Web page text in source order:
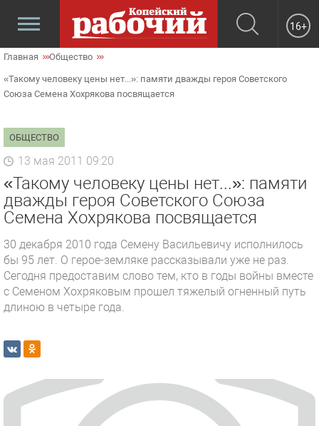
16+
Главная Общество
«Такому человеку цены нет...»: памяти дважды героя Советского
Союза Семена Хохрякова посвящается
ОБЩЕСТВО
13 мая 2011 09:20
«Такому человеку цены нет...»: памяти
дважды героя Советского Союза
Семена Хохрякова посвящается
30 декабря 2010 года Семену Васильевичу исполнилось
бы 95 лет. О герое-земляке рассказывали уже не раз.
Сегодня предоставим слово тем, кто в годы войны вместе
с Семеном Хохряковым прошел тяжелый огненный путь
длиною в четыре года.